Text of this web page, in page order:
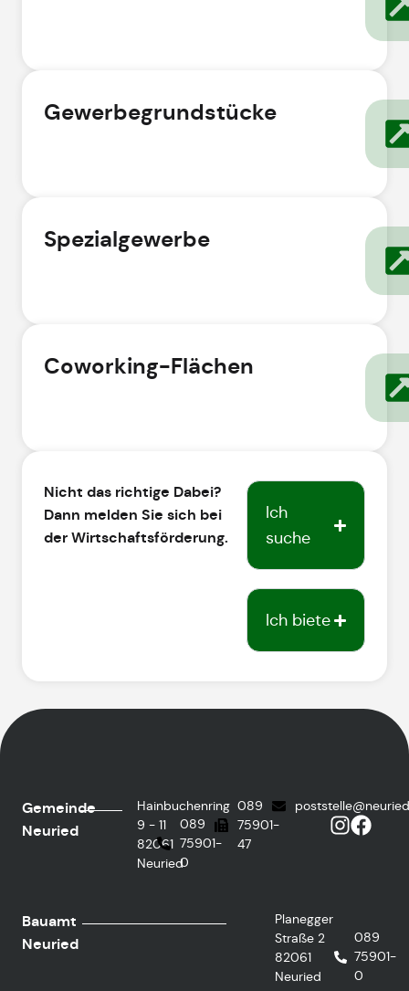
Gewerbegrundstücke
Spezialgewerbe
Coworking-Flächen
Nicht das richtige Dabei?
Dann melden Sie sich bei
der Wirtschaftsförderung.
Ich
suche
Ich biete
Gemeinde
Neuried
Hainbuchenring
9 - 11
82061
Neuried
089
75901-
0
089
75901-
47
Bauamt
Neuried
Planegger
Straße 2
82061
Neuried
089
75901-
0